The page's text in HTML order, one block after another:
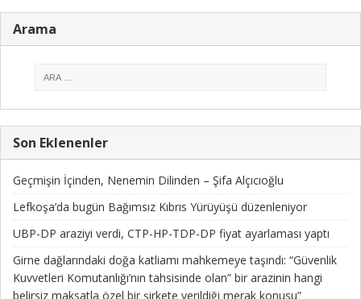
Arama
Son Eklenenler
Geçmişin İçinden, Nenemin Dilinden – Şifa Alçıcıoğlu
Lefkoşa’da bugün Bağımsız Kıbrıs Yürüyüşü düzenleniyor
UBP-DP araziyi verdi, CTP-HP-TDP-DP fiyat ayarlaması yaptı
Girne dağlarındaki doğa katliamı mahkemeye taşındı: “Güvenlik
Kuvvetleri Komutanlığı’nın tahsisinde olan” bir arazinin hangi
belirsiz maksatla özel bir şirkete verildiği merak konusu”